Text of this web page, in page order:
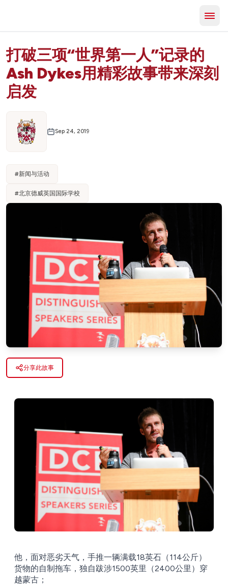
打破三项“世界第一人”记录的
Ash Dykes用精彩故事带来深刻
启发
Sep 24, 2019
#新闻与活动
#北京德威英国国际学校
分享此故事
他，面对恶劣天气，手推一辆满载18英石（114公斤）
货物的自制拖车，独自跋涉1500英里（2400公里）穿
越蒙古；